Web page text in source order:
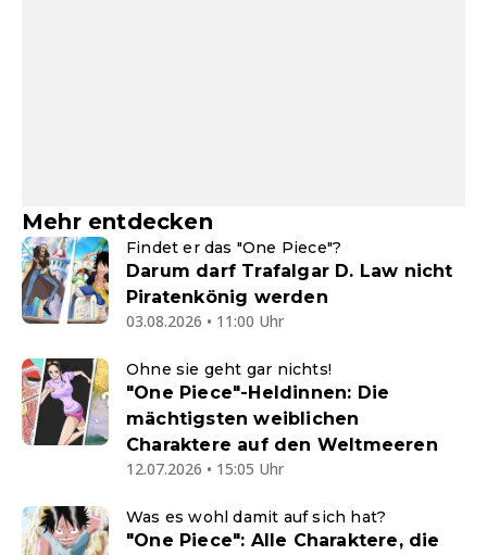
Mehr entdecken
Findet er das "One Piece"?
Darum darf Trafalgar D. Law nicht
Piratenkönig werden
03.08.2026 • 11:00 Uhr
Ohne sie geht gar nichts!
"One Piece"-Heldinnen: Die
mächtigsten weiblichen
Charaktere auf den Weltmeeren
12.07.2026 • 15:05 Uhr
Was es wohl damit auf sich hat?
"One Piece": Alle Charaktere, die